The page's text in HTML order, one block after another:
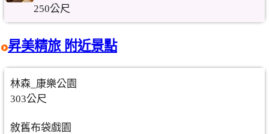
250公尺
昇美精旅 附近景點
林森_康樂公園
303公尺
敘舊布袋戲園